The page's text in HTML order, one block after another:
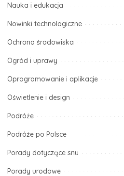
Nauka i edukacja
Nowinki technologiczne
Ochrona środowiska
Ogród i uprawy
Oprogramowanie i aplikacje
Oświetlenie i design
Podróże
Podróże po Polsce
Porady dotyczące snu
Porady urodowe